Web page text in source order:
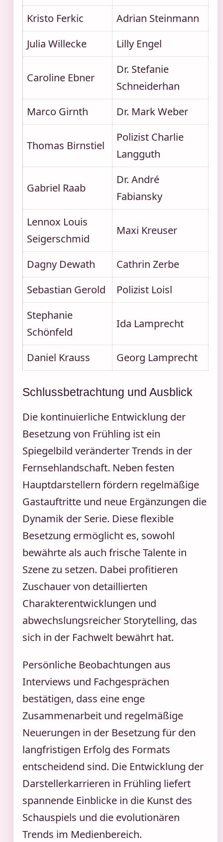
Kristo Ferkic
Adrian Steinmann
Julia Willecke
Lilly Engel
Caroline Ebner
Dr. Stefanie
Schneiderhan
Marco Girnth
Dr. Mark Weber
Thomas Birnstiel
Polizist Charlie
Langguth
Gabriel Raab
Dr. André
Fabiansky
Lennox Louis
Seigerschmid
Maxi Kreuser
Dagny Dewath
Cathrin Zerbe
Sebastian Gerold
Polizist Loisl
Stephanie
Schönfeld
Ida Lamprecht
Daniel Krauss Georg Lamprecht
Schlussbetrachtung und Ausblick
Die kontinuierliche Entwicklung der
Besetzung von Frühling ist ein
Spiegelbild veränderter Trends in der
Fernsehlandschaft. Neben festen
Hauptdarstellern fördern regelmäßige
Gastauftritte und neue Ergänzungen die
Dynamik der Serie. Diese flexible
Besetzung ermöglicht es, sowohl
bewährte als auch frische Talente in
Szene zu setzen. Dabei profitieren
Zuschauer von detaillierten
Charakterentwicklungen und
abwechslungsreicher Storytelling, das
sich in der Fachwelt bewährt hat.
Persönliche Beobachtungen aus
Interviews und Fachgesprächen
bestätigen, dass eine enge
Zusammenarbeit und regelmäßige
Neuerungen in der Besetzung für den
langfristigen Erfolg des Formats
entscheidend sind. Die Entwicklung der
Darstellerkarrieren in Frühling liefert
spannende Einblicke in die Kunst des
Schauspiels und die evolutionären
Trends im Medienbereich.